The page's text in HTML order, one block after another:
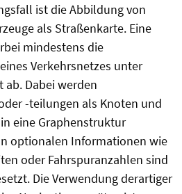
ist die Abbildung von
als Straßenkarte. Eine
mindestens die
Verkehrsnetzes unter
Dabei werden
-teilungen als Knoten und
eine Graphenstruktur
optionalen Informationen wie
oder Fahrspuranzahlen sind
Die Verwendung derartiger